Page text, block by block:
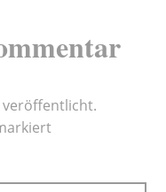
veröffentlicht.